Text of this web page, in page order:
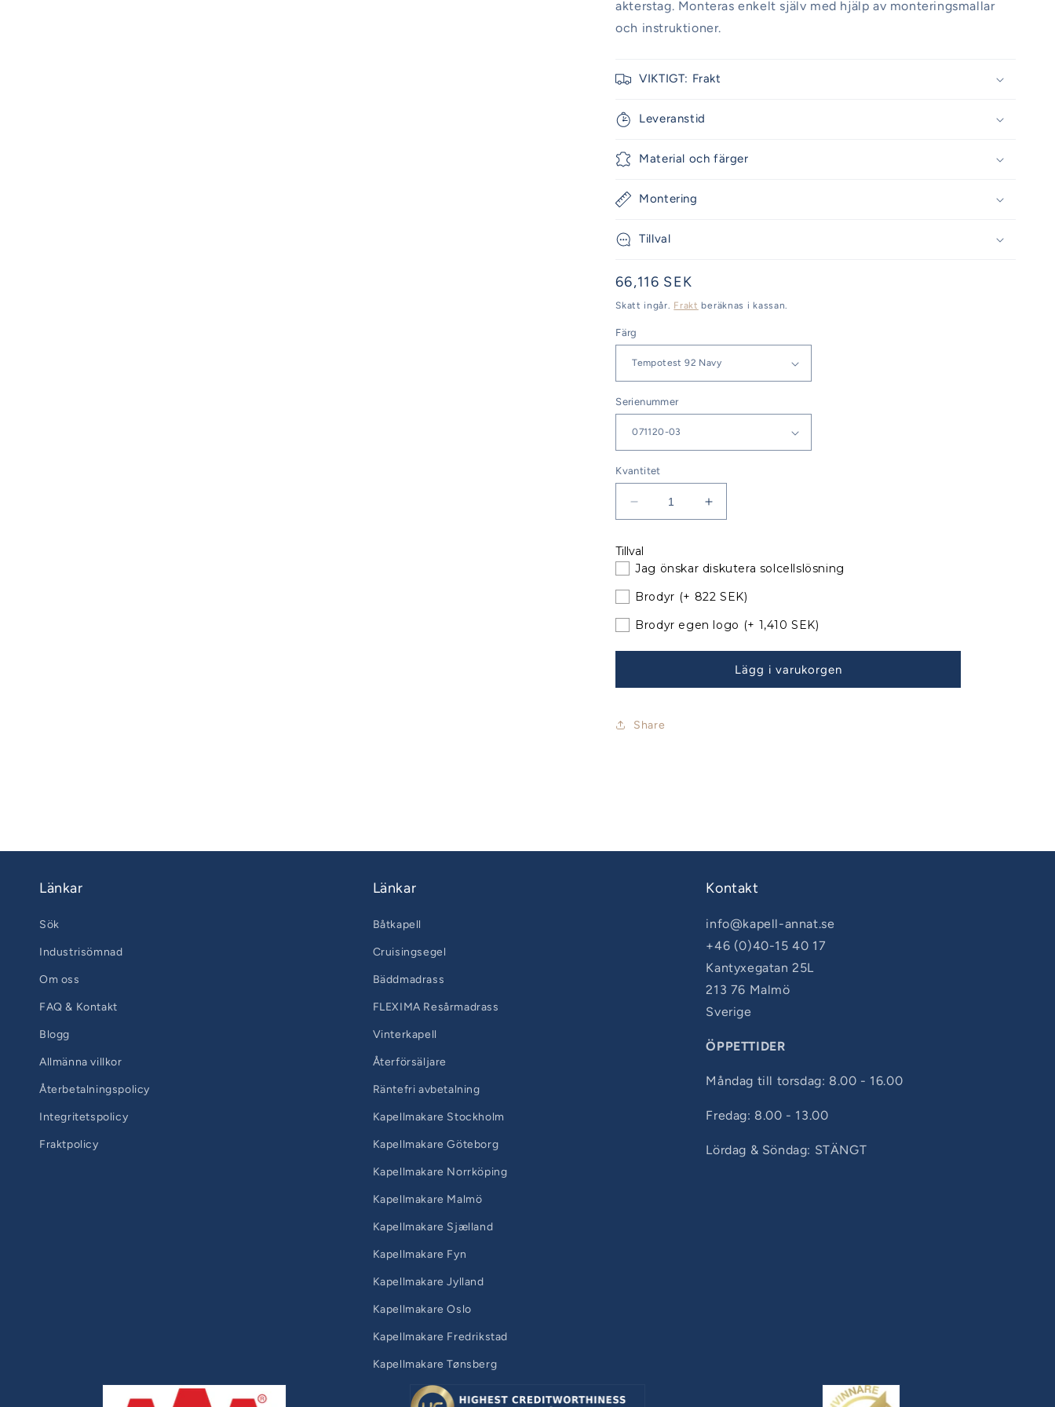
akterstag. Monteras enkelt själv med hjälp av monteringsmallar
och instruktioner.
VIKTIGT: Frakt
Leveranstid
Material och färger
Montering
Tillval
Ordinarie
pris
66,116 SEK
Skatt ingår. Frakt beräknas i kassan.
Färg
Serienummer
Kvantitet
Minska
kvantitet
Jeanneau
Sun
Odyssey
DS
nya
till
Öka
kvantitet
Sun
Odyssey
DS
nya
Tillval
Jag önskar diskutera solcellslösning
Brodyr (+ 822 SEK)
Brodyr egen logo (+ 1,410 SEK)
Lägg i varukorgen
Share
Länkar
Sök
Industrisömnad
Om oss
FAQ & Kontakt
Blogg
Allmänna villkor
Återbetalningspolicy
Integritetspolicy
Fraktpolicy
Länkar
Båtkapell
Cruisingsegel
Bäddmadrass
FLEXIMA Resårmadrass
Vinterkapell
Återförsäljare
Räntefri avbetalning
Kapellmakare Stockholm
Kapellmakare Göteborg
Kapellmakare Norrköping
Kapellmakare Malmö
Kapellmakare Sjælland
Kapellmakare Fyn
Kapellmakare Jylland
Kapellmakare Oslo
Kapellmakare Fredrikstad
Kapellmakare Tønsberg
Kontakt
info@kapell-annat.se
+46 (0)40-15 40 17
Kantyxegatan 25L
213 76 Malmö
Sverige
ÖPPETTIDER
Måndag till torsdag: 8.00 - 16.00
Fredag: 8.00 - 13.00
Lördag & Söndag: STÄNGT